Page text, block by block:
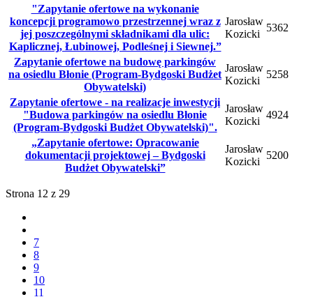
"Zapytanie ofertowe na wykonanie
koncepcji programowo przestrzennej wraz z
jej poszczególnymi składnikami dla ulic:
Kaplicznej, Łubinowej, Podleśnej i Siewnej.”
Jarosław
Kozicki
5362
Zapytanie ofertowe na budowę parkingów
na osiedlu Błonie (Program-Bydgoski Budżet
Obywatelski)
Jarosław
Kozicki
5258
Zapytanie ofertowe - na realizacje inwestycji
"Budowa parkingów na osiedlu Błonie
(Program-Bydgoski Budżet Obywatelski)".
Jarosław
Kozicki
4924
„Zapytanie ofertowe: Opracowanie
dokumentacji projektowej – Bydgoski
Budżet Obywatelski”
Jarosław
Kozicki
5200
Strona 12 z 29
7
8
9
10
11